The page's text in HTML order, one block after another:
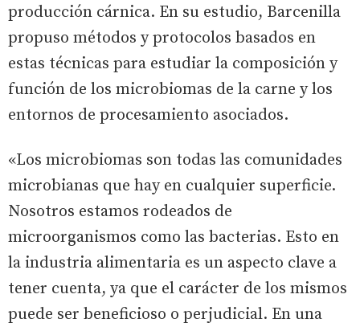
producción cárnica. En su estudio, Barcenilla
propuso métodos y protocolos basados en
estas técnicas para estudiar la composición y
función de los microbiomas de la carne y los
entornos de procesamiento asociados.
«Los microbiomas son todas las comunidades
microbianas que hay en cualquier superficie.
Nosotros estamos rodeados de
microorganismos como las bacterias. Esto en
la industria alimentaria es un aspecto clave a
tener cuenta, ya que el carácter de los mismos
puede ser beneficioso o perjudicial. En una